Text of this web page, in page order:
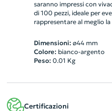
saranno impressi con
di 100 pezzi, ideale per
rappresentare al meglio
Dimensioni: ø44 mm
Colore: bianco-argento
Peso: 0.01 Kg
Certificazioni